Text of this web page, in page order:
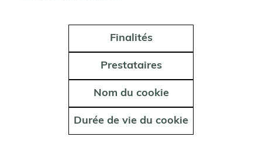
Finalités
Prestataires
Nom du cookie
Durée de vie du cookie